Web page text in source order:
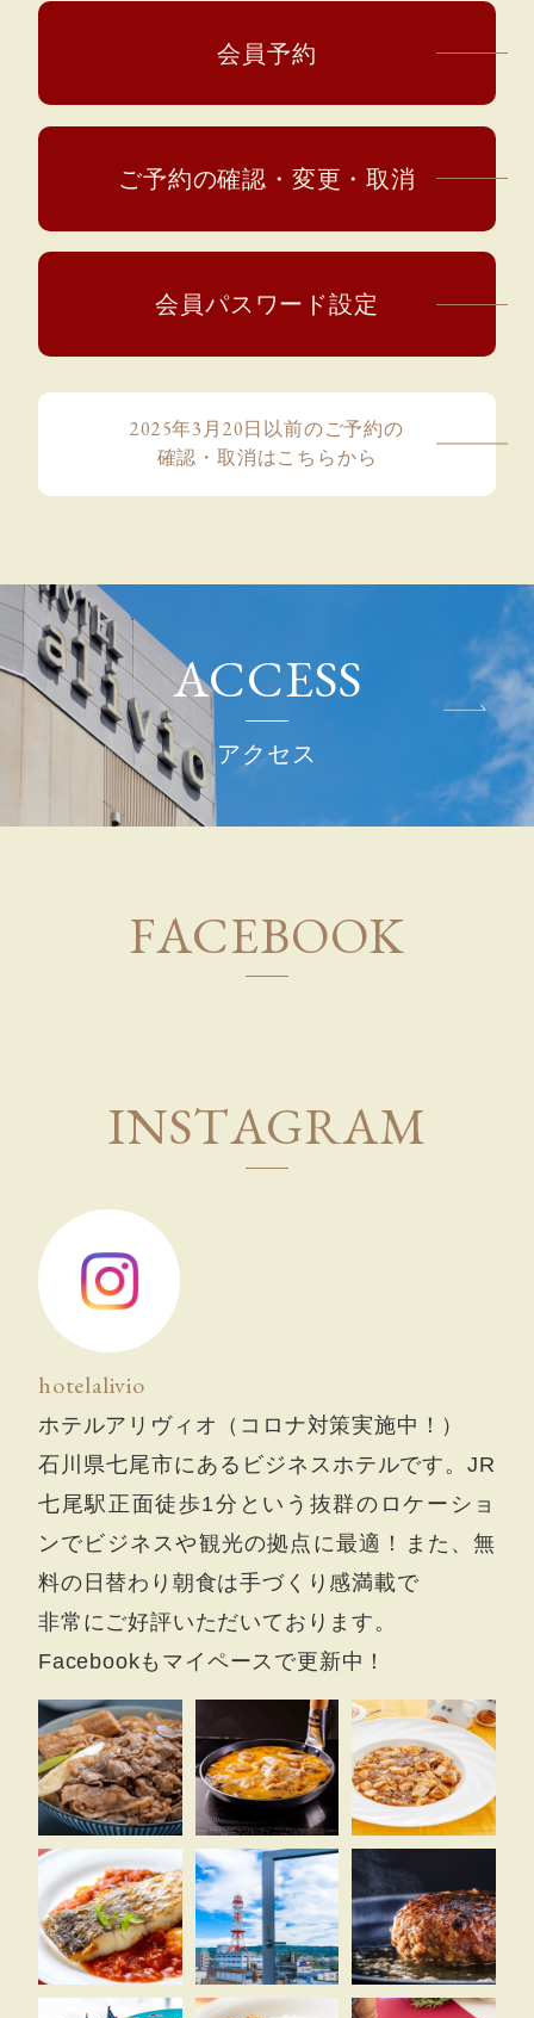
会員予約
ご予約の確認・変更・取消
会員パスワード設定
2025年3月20日以前のご予約の
確認・取消はこちらから
ACCESS
アクセス
FACEBOOK
INSTAGRAM
hotelalivio
ホテルアリヴィオ（コロナ対策実施中！）
石川県七尾市にあるビジネスホテルです。JR
七尾駅正面徒歩1分という抜群のロケーショ
ンでビジネスや観光の拠点に最適！また、無
料の日替わり朝食は手づくり感満載で
非常にご好評いただいております。
Facebookもマイペースで更新中！